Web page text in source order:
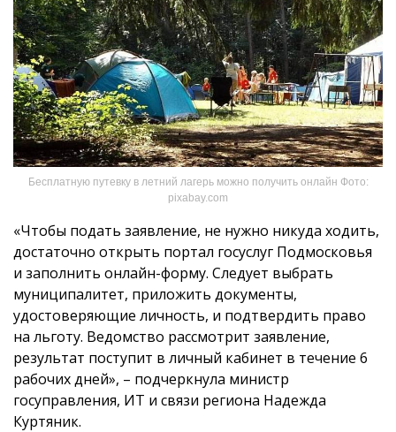
Бесплатную путевку в летний лагерь можно получить онлайн Фото:
pixabay.com
«Чтобы подать заявление, не нужно никуда ходить,
достаточно открыть портал госуслуг Подмосковья
и заполнить онлайн-форму. Следует выбрать
муниципалитет, приложить документы,
удостоверяющие личность, и подтвердить право
на льготу. Ведомство рассмотрит заявление,
результат поступит в личный кабинет в течение 6
рабочих дней», – подчеркнула министр
госуправления, ИТ и связи региона Надежда
Куртяник.